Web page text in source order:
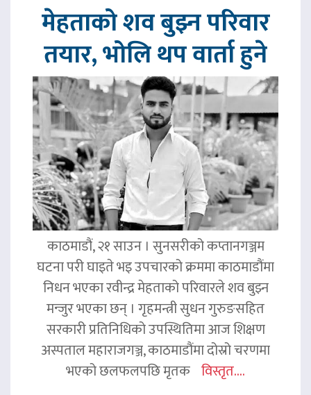
मेहताको शव बुझ्न परिवार
तयार, भोलि थप वार्ता हुने
काठमाडौं, २१ साउन । सुनसरीको कप्तानगञ्जम
घटना परी घाइते भइ उपचारको क्रममा काठमाडौंमा
निधन भएका रवीन्द्र मेहताको परिवारले शव बुझ्न
मन्जुर भएका छन् । गृहमन्त्री सुधन गुरुङसहित
सरकारी प्रतिनिधिको उपस्थितिमा आज शिक्षण
अस्पताल महाराजगञ्ज, काठमाडौंमा दोस्रो चरणमा
भएको छलफलपछि मृतक विस्तृत....